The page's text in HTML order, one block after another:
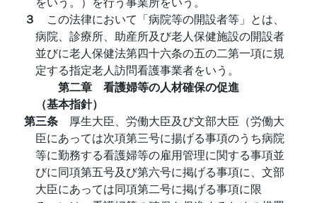
３ この法律において「病院等の開設者等」とは、
病院、診療所、助産所及び老人保健施設の開設者
並びに老人保健法第四十六条の五の二第一項に規
定する指定老人訪問看護事業者をいう。
第二章 看護婦等の人材確保の促進
（基本指針）
第三条 厚生大臣、労働大臣及び文部大臣（労働大
臣にあっては次項第三号に揚げる事項のうち病院
等に勤務する看護婦等の雇用管理に関する事項並
びに同項第五号及び第六号に掲げる事項に、文部
大臣にあっては同項第二号に掲げる事項に限